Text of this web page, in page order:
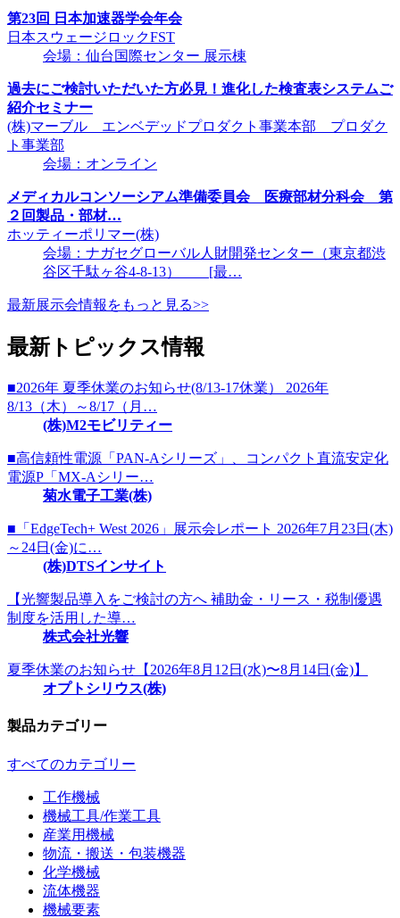
第23回 日本加速器学会年会
日本スウェージロックFST
会場：仙台国際センター 展示棟
過去にご検討いただいた方必見！進化した検査表システムご
紹介セミナー
(株)マーブル エンベデッドプロダクト事業本部 プロダク
ト事業部
会場：オンライン
メディカルコンソーシアム準備委員会 医療部材分科会 第
２回製品・部材…
ホッティーポリマー(株)
会場：ナガセグローバル人財開発センター（東京都渋
谷区千駄ヶ谷4-8-13） [最…
最新展示会情報をもっと見る>>
最新トピックス情報
■2026年 夏季休業のお知らせ(8/13-17休業） 2026年
8/13（木）～8/17（月…
(株)M2モビリティー
■高信頼性電源「PAN-Aシリーズ」、コンパクト直流安定化
電源P「MX-Aシリー…
菊水電子工業(株)
■「EdgeTech+ West 2026」展示会レポート 2026年7月23日(木)
～24日(金)に…
(株)DTSインサイト
【光響製品導入をご検討の方へ 補助金・リース・税制優遇
制度を活用した導…
株式会社光響
夏季休業のお知らせ【2026年8月12日(水)〜8月14日(金)】
オプトシリウス(株)
製品カテゴリー
すべてのカテゴリー
工作機械
機械工具/作業工具
産業用機械
物流・搬送・包装機器
化学機械
流体機器
機械要素